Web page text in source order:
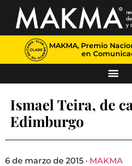
MAKMA, Premio
en
Ismael Teira, de
Edimburgo
6 de marzo de 2015 · MAKMA